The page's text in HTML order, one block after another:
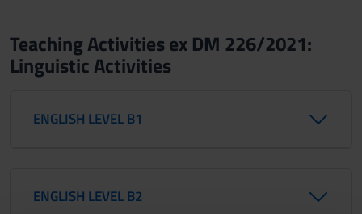
Teaching Activities ex DM 226/2021:
Linguistic Activities
ENGLISH LEVEL B1
ENGLISH LEVEL B2